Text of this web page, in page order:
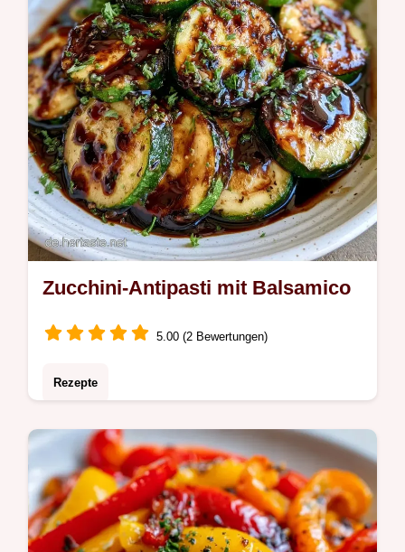
Textur. In 40 Minuten bereit.
Zucchini-Antipasti mit Balsamico
5.00 (2 Bewertungen)
Rezepte
entstehen diese Zucchini-Antipasti. Der
Guide nennt die wichtigsten Zutaten und
dauert insgesamt 2h 55min.